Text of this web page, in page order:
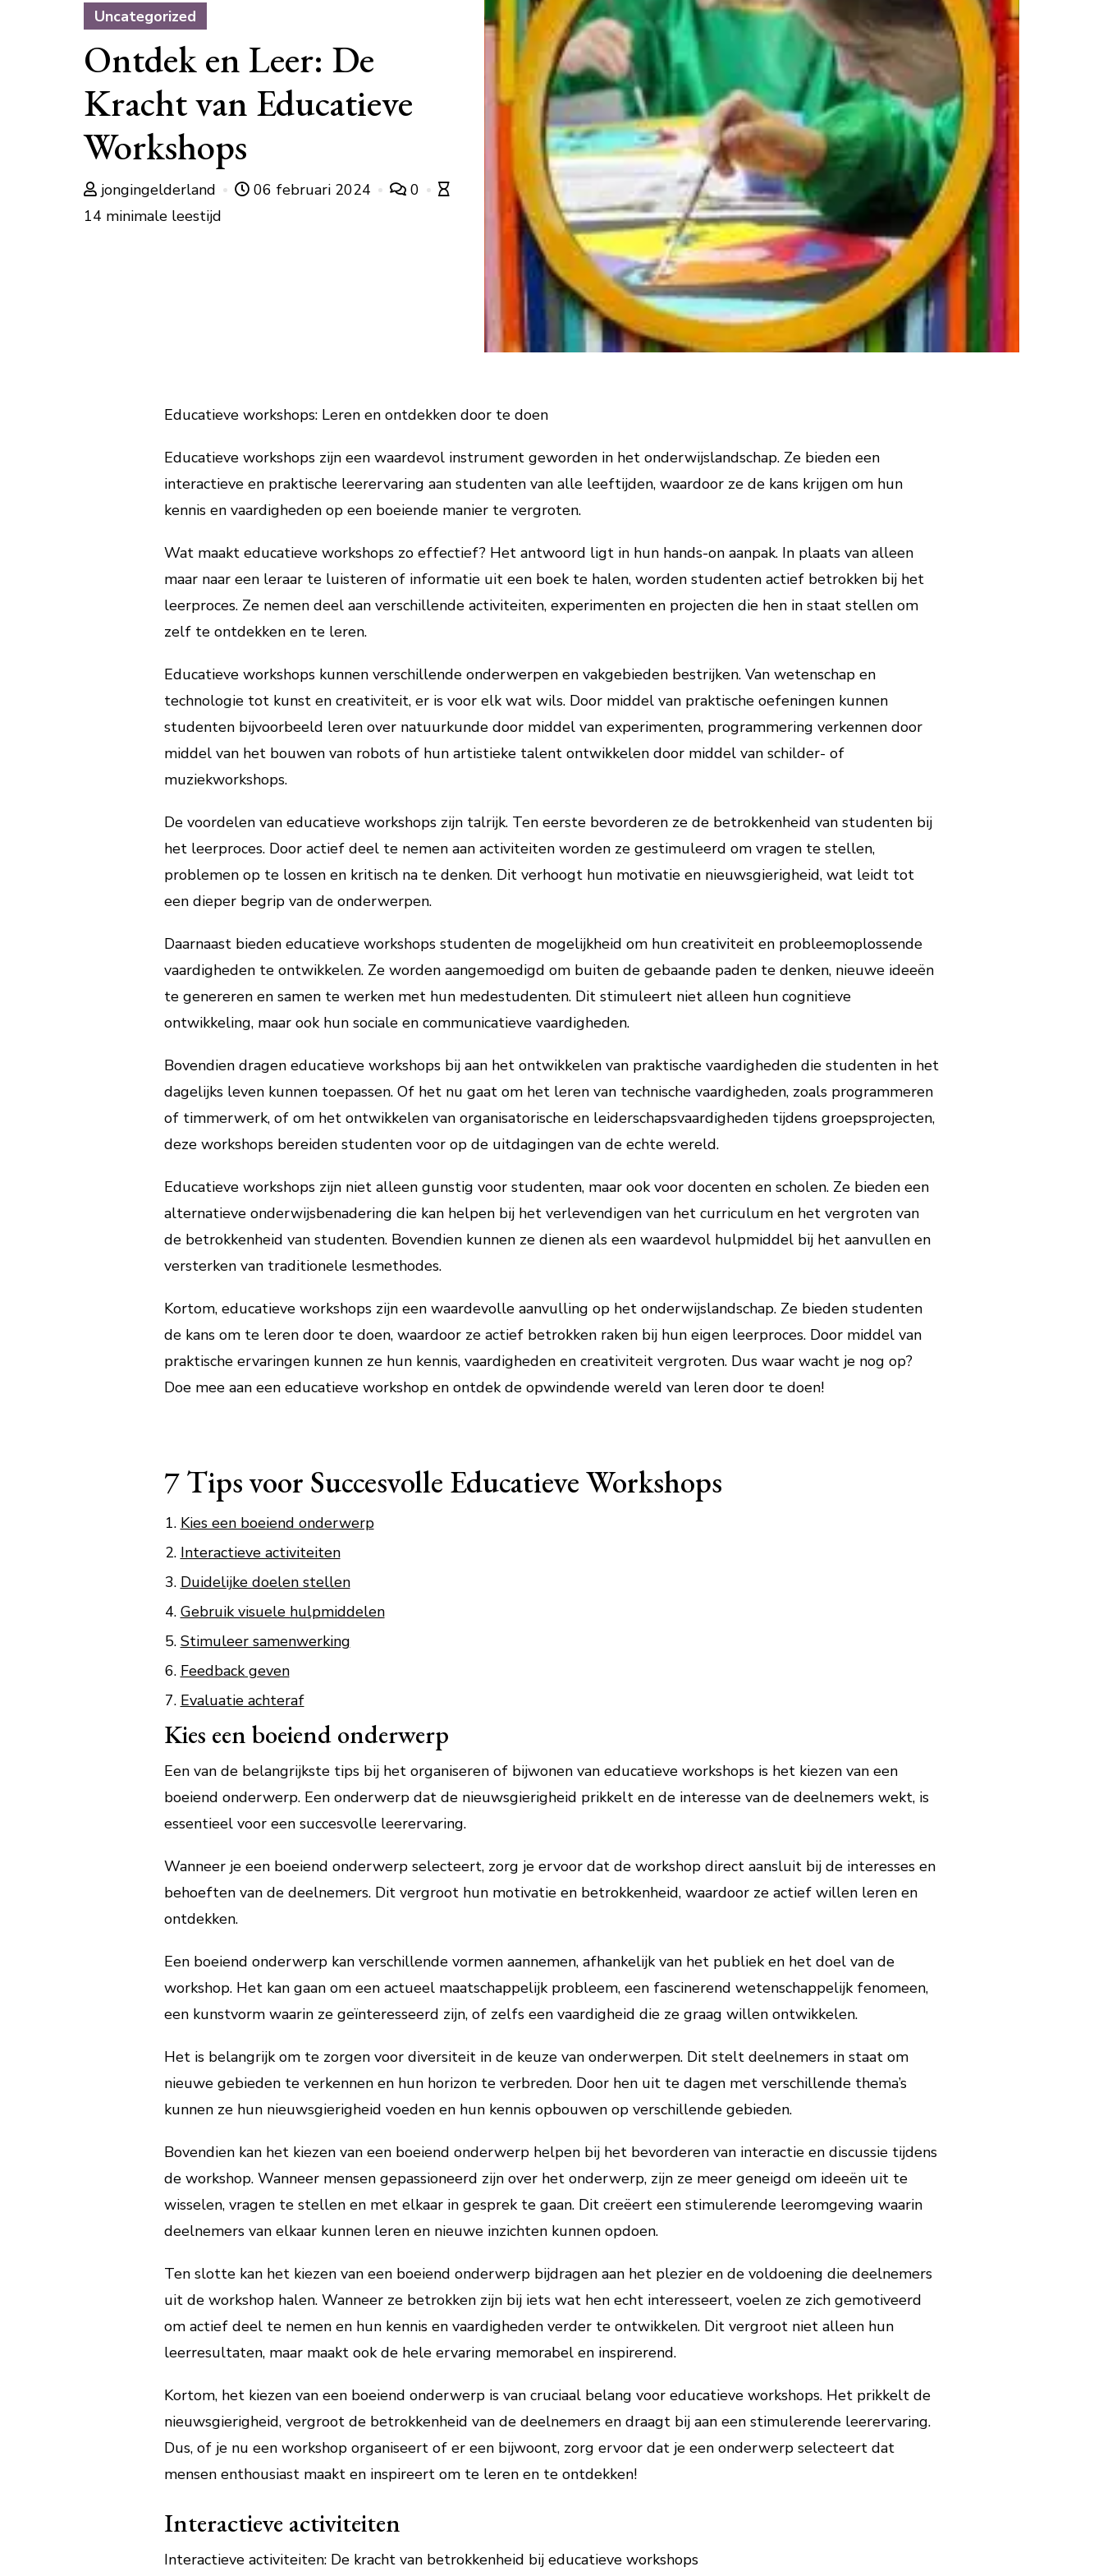
Uncategorized
Ontdek en Leer: De
Kracht van Educatieve
Workshops
jongingelderland 06 februari 2024
0
14 minimale leestijd
Educatieve workshops: Leren en ontdekken door te doen
Educatieve workshops zijn een waardevol instrument geworden in het onderwijslandschap. Ze bieden een
interactieve en praktische leerervaring aan studenten van alle leeftijden, waardoor ze de kans krijgen om hun
kennis en vaardigheden op een boeiende manier te vergroten.
Wat maakt educatieve workshops zo effectief? Het antwoord ligt in hun hands-on aanpak. In plaats van alleen
maar naar een leraar te luisteren of informatie uit een boek te halen, worden studenten actief betrokken bij het
leerproces. Ze nemen deel aan verschillende activiteiten, experimenten en projecten die hen in staat stellen om
zelf te ontdekken en te leren.
Educatieve workshops kunnen verschillende onderwerpen en vakgebieden bestrijken. Van wetenschap en
technologie tot kunst en creativiteit, er is voor elk wat wils. Door middel van praktische oefeningen kunnen
studenten bijvoorbeeld leren over natuurkunde door middel van experimenten, programmering verkennen door
middel van het bouwen van robots of hun artistieke talent ontwikkelen door middel van schilder- of
muziekworkshops.
De voordelen van educatieve workshops zijn talrijk. Ten eerste bevorderen ze de betrokkenheid van studenten bij
het leerproces. Door actief deel te nemen aan activiteiten worden ze gestimuleerd om vragen te stellen,
problemen op te lossen en kritisch na te denken. Dit verhoogt hun motivatie en nieuwsgierigheid, wat leidt tot
een dieper begrip van de onderwerpen.
Daarnaast bieden educatieve workshops studenten de mogelijkheid om hun creativiteit en probleemoplossende
vaardigheden te ontwikkelen. Ze worden aangemoedigd om buiten de gebaande paden te denken, nieuwe ideeën
te genereren en samen te werken met hun medestudenten. Dit stimuleert niet alleen hun cognitieve
ontwikkeling, maar ook hun sociale en communicatieve vaardigheden.
Bovendien dragen educatieve workshops bij aan het ontwikkelen van praktische vaardigheden die studenten in het
dagelijks leven kunnen toepassen. Of het nu gaat om het leren van technische vaardigheden, zoals programmeren
of timmerwerk, of om het ontwikkelen van organisatorische en leiderschapsvaardigheden tijdens groepsprojecten,
deze workshops bereiden studenten voor op de uitdagingen van de echte wereld.
Educatieve workshops zijn niet alleen gunstig voor studenten, maar ook voor docenten en scholen. Ze bieden een
alternatieve onderwijsbenadering die kan helpen bij het verlevendigen van het curriculum en het vergroten van
de betrokkenheid van studenten. Bovendien kunnen ze dienen als een waardevol hulpmiddel bij het aanvullen en
versterken van traditionele lesmethodes.
Kortom, educatieve workshops zijn een waardevolle aanvulling op het onderwijslandschap. Ze bieden studenten
de kans om te leren door te doen, waardoor ze actief betrokken raken bij hun eigen leerproces. Door middel van
praktische ervaringen kunnen ze hun kennis, vaardigheden en creativiteit vergroten. Dus waar wacht je nog op?
Doe mee aan een educatieve workshop en ontdek de opwindende wereld van leren door te doen!
7 Tips voor Succesvolle Educatieve Workshops
Kies een boeiend onderwerp
Interactieve activiteiten
Duidelijke doelen stellen
Gebruik visuele hulpmiddelen
Stimuleer samenwerking
Feedback geven
Evaluatie achteraf
Kies een boeiend onderwerp
Een van de belangrijkste tips bij het organiseren of bijwonen van educatieve workshops is het kiezen van een
boeiend onderwerp. Een onderwerp dat de nieuwsgierigheid prikkelt en de interesse van de deelnemers wekt, is
essentieel voor een succesvolle leerervaring.
Wanneer je een boeiend onderwerp selecteert, zorg je ervoor dat de workshop direct aansluit bij de interesses en
behoeften van de deelnemers. Dit vergroot hun motivatie en betrokkenheid, waardoor ze actief willen leren en
ontdekken.
Een boeiend onderwerp kan verschillende vormen aannemen, afhankelijk van het publiek en het doel van de
workshop. Het kan gaan om een actueel maatschappelijk probleem, een fascinerend wetenschappelijk fenomeen,
een kunstvorm waarin ze geïnteresseerd zijn, of zelfs een vaardigheid die ze graag willen ontwikkelen.
Het is belangrijk om te zorgen voor diversiteit in de keuze van onderwerpen. Dit stelt deelnemers in staat om
nieuwe gebieden te verkennen en hun horizon te verbreden. Door hen uit te dagen met verschillende thema’s
kunnen ze hun nieuwsgierigheid voeden en hun kennis opbouwen op verschillende gebieden.
Bovendien kan het kiezen van een boeiend onderwerp helpen bij het bevorderen van interactie en discussie tijdens
de workshop. Wanneer mensen gepassioneerd zijn over het onderwerp, zijn ze meer geneigd om ideeën uit te
wisselen, vragen te stellen en met elkaar in gesprek te gaan. Dit creëert een stimulerende leeromgeving waarin
deelnemers van elkaar kunnen leren en nieuwe inzichten kunnen opdoen.
Ten slotte kan het kiezen van een boeiend onderwerp bijdragen aan het plezier en de voldoening die deelnemers
uit de workshop halen. Wanneer ze betrokken zijn bij iets wat hen echt interesseert, voelen ze zich gemotiveerd
om actief deel te nemen en hun kennis en vaardigheden verder te ontwikkelen. Dit vergroot niet alleen hun
leerresultaten, maar maakt ook de hele ervaring memorabel en inspirerend.
Kortom, het kiezen van een boeiend onderwerp is van cruciaal belang voor educatieve workshops. Het prikkelt de
nieuwsgierigheid, vergroot de betrokkenheid van de deelnemers en draagt bij aan een stimulerende leerervaring.
Dus, of je nu een workshop organiseert of er een bijwoont, zorg ervoor dat je een onderwerp selecteert dat
mensen enthousiast maakt en inspireert om te leren en te ontdekken!
Interactieve activiteiten
Interactieve activiteiten: De kracht van betrokkenheid bij educatieve workshops